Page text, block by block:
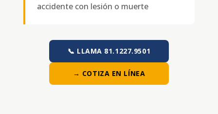
accidente con lesión o muerte
📞 LLAMA 81.1227.9501
→ COTIZA EN LÍNEA